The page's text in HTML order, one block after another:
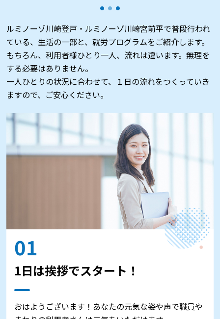
ルミノーゾ川崎登戸・ルミノーゾ川崎宮前平で普段行われ
ている、生活の一部と、就労プログラムをご紹介します。
もちろん、利用者様ひとり一人、流れは違います。無理を
する必要はありません。
一人ひとりの状況に合わせて、１日の流れをつくっていき
ますので、ご安心ください。
01
1日は挨拶でスタート！
おはようございます！あなたの元気な姿や声で職員や